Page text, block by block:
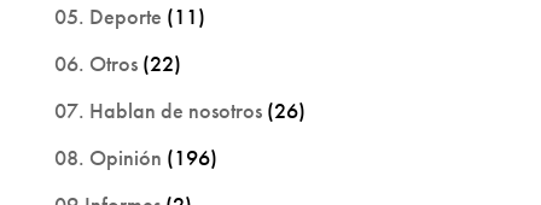
05. Deporte (11)
06. Otros(22)
07. Hablan de nosotros(26)
08. Opinión (196)